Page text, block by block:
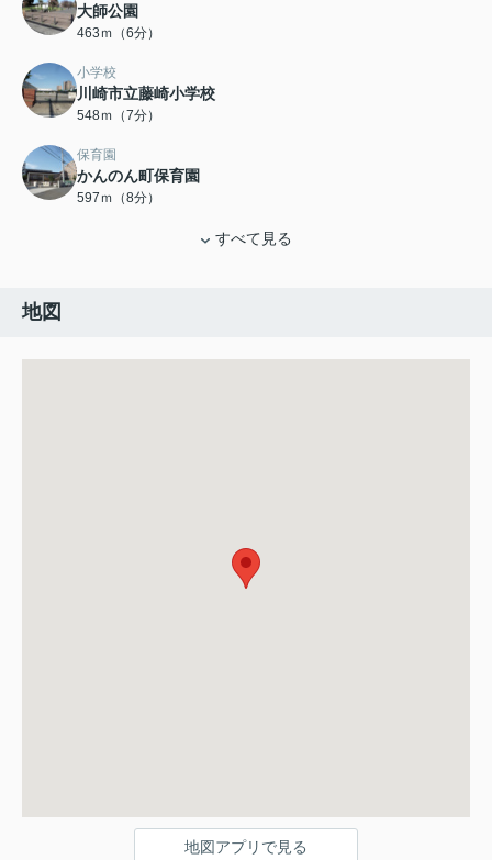
大師公園
463ｍ（6分）
小学校
川崎市立藤崎小学校
548ｍ（7分）
保育園
かんのん町保育園
597ｍ（8分）
すべて見る
地図
地図アプリで見る